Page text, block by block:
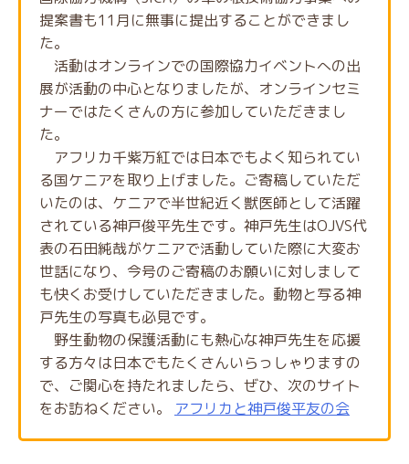
提案書も11月に無事に提出することができまし
た。
活動はオンラインでの国際協力イベントへの出
展が活動の中心となりましたが、オンラインセミ
ナーではたくさんの方に参加していただきまし
た。
アフリカ千紫万紅では日本でもよく知られてい
る国ケニアを取り上げました。ご寄稿していただ
いたのは、ケニアで半世紀近く獣医師として活躍
されている神戸俊平先生です。神戸先生はOJVS代
表の石田純哉がケニアで活動していた際に大変お
世話になり、今号のご寄稿のお願いに対しまして
も快くお受けしていただきました。動物と写る神
戸先生の写真も必見です。
野生動物の保護活動にも熱心な神戸先生を応援
する方々は日本でもたくさんいらっしゃりますの
で、ご関心を持たれましたら、ぜひ、次のサイト
をお訪ねください。
アフリカと神戸俊平友の会